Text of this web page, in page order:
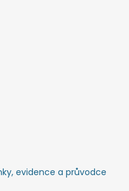
evidence a průvodce